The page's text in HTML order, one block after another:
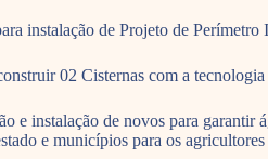
instalação de Projeto de
02 Cisternas com a
e instalação de novos para garantir
e municípios para os agricultores